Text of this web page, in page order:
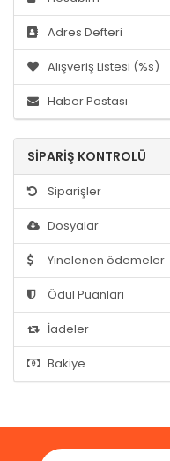
Adres Defteri
Alışveriş Listesi (%s)
Haber Postası
SIPARIŞ KONTROLÜ
Siparişler
Dosyalar
Yinelenen ödemeler
Ödül Puanları
İadeler
Bakiye